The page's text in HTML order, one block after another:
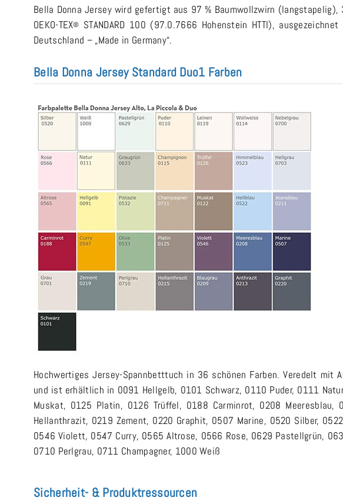
Bella Donna Jersey wird gefertigt aus 97 % Baumwollzwirn
OEKO-TEX® STANDARD 100 (97.0.7666 Hohenstein HTTI),
Deutschland – „Made in Germany“.
Bella Donna Jersey Standard Duo1 Farben
Hochwertiges Jersey-Spannbetttuch in 36 schönen Farben. Veredelt
und ist erhältlich in 0091 Hellgelb, 0101 Schwarz, 0110 Puder, 0111
Muskat, 0125 Platin, 0126 Trüffel, 0188 Carminrot, 0208
Hellanthrazit, 0219 Zement, 0220 Graphit, 0507 Marine, 0520 Silber,
0546 Violett, 0547 Curry, 0565 Altrose, 0566 Rose, 0629 Pastellgrün,
0710 Perlgrau, 0711 Champagner, 1000 Weiß
Sicherheit- & Produktressourcen